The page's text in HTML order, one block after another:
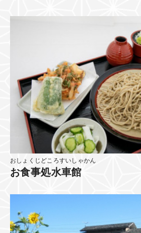
おしょくじどころすいしゃかん
お食事処水車館